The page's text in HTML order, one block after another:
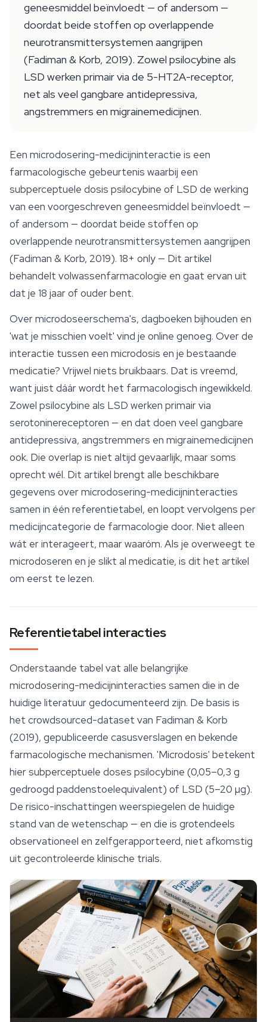
geneesmiddel beïnvloedt — of andersom —
doordat beide stoffen op overlappende
neurotransmittersystemen aangrijpen
(Fadiman & Korb, 2019). Zowel psilocybine als
LSD werken primair via de 5-HT2A-receptor,
net als veel gangbare antidepressiva,
angstremmers en migrainemedicijnen.
Een microdosering-medicijninteractie is een
farmacologische gebeurtenis waarbij een
subperceptuele dosis psilocybine of LSD de werking
van een voorgeschreven geneesmiddel beïnvloedt —
of andersom — doordat beide stoffen op
overlappende neurotransmittersystemen aangrijpen
(Fadiman & Korb, 2019). 18+ only — Dit artikel
behandelt volwassenfarmacologie en gaat ervan uit
dat je 18 jaar of ouder bent.
Over microdoseerschema's, dagboeken bijhouden en
'wat je misschien voelt' vind je online genoeg. Over de
interactie tussen een microdosis en je bestaande
medicatie? Vrijwel niets bruikbaars. Dat is vreemd,
want juist dáár wordt het farmacologisch ingewikkeld.
Zowel psilocybine als LSD werken primair via
serotoninereceptoren — en dat doen veel gangbare
antidepressiva, angstremmers en migrainemedicijnen
ook. Die overlap is niet altijd gevaarlijk, maar soms
oprecht wél. Dit artikel brengt alle beschikbare
gegevens overmicrodosering-medicijninteracties
samen in één referentietabel, en loopt vervolgens per
medicijncategorie de farmacologie door. Niet alleen
wát er interageert, maar waaróm. Als je overweegt te
microdoseren en je slikt al medicatie, is dit het artikel
om eerst te lezen.
Referentietabel interacties
Onderstaande tabel vat alle belangrijke
microdosering-medicijninteracties samen die in de
huidige literatuur gedocumenteerd zijn. De basis is
het crowdsourced-dataset van Fadiman & Korb
(2019), gepubliceerde casusverslagen en bekende
farmacologische mechanismen. 'Microdosis' betekent
hier subperceptuele doses psilocybine (0,05–0,3 g
gedroogd paddenstoelequivalent) of LSD (5–20 µg).
De risico-inschattingen weerspiegelen de huidige
stand van de wetenschap — en die is grotendeels
observationeel en zelfgerapporteerd, niet afkomstig
uit gecontroleerde klinische trials.